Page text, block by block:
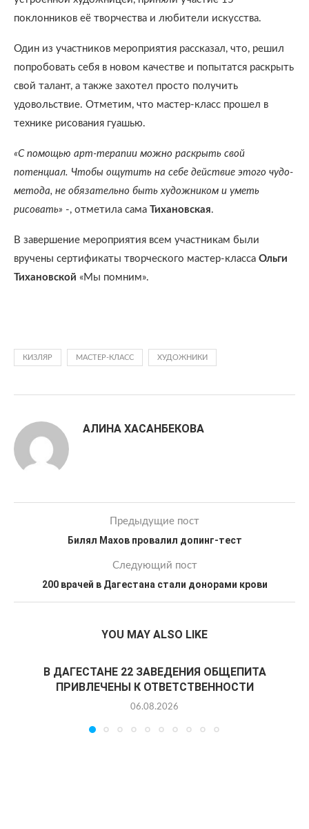
поклонников её творчества и любители искусства.
Один из участников мероприятия рассказал, что, решил
попробовать себя в новом качестве и попытатся раскрыть
свой талант, а также захотел просто получить
удовольствие. Отметим, что мастер-класс прошел в
технике рисования гуашью.
«С помощью арт-терапии можно раскрыть свой
потенциал. Чтобы ощутить на себе действие этого чудо-
метода, не обязательно быть художником и уметь
рисовать» -, отметила сама Тихановская.
В завершение мероприятия всем участникам были
вручены сертификаты творческого мастер-класса Ольги
Тихановской «Мы помним».
КИЗЛЯР МАСТЕР-КЛАСС ХУДОЖНИКИ
АЛИНА ХАСАНБЕКОВА
Предыдущие пост
Билял Махов провалил допинг-тест
Следующий пост
200 врачей в Дагестана стали донорами крови
YOU MAY ALSO LIKE
В ДАГЕСТАНЕ 22 ЗАВЕДЕНИЯ ОБЩЕПИТА
ПРИВЛЕЧЕНЫ К ОТВЕТСТВЕННОСТИ
06.08.2026